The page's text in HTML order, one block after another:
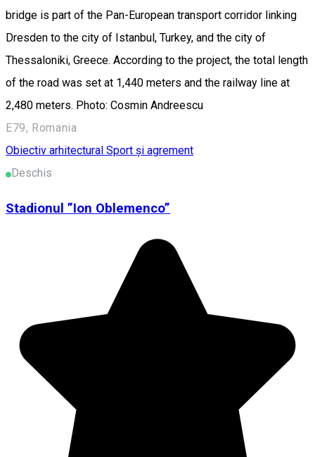
bridge is part of the Pan-European transport corridor linking
Dresden to the city of Istanbul, Turkey, and the city of
Thessaloniki, Greece. According to the project, the total length
of the road was set at 1,440 meters and the railway line at
2,480 meters. Photo: Cosmin Andreescu
E79, Romania
Obiectiv arhitectural Sport și agrement
Deschis
Stadionul ”Ion Oblemenco”